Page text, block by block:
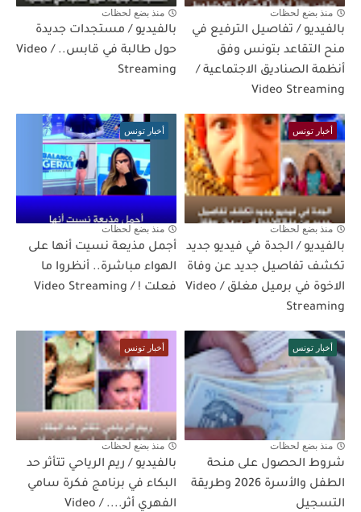
منذ بضع لحظات
بالفيديو / تفاصيل الترفيع في
منح التقاعد بتونس وفق
أنظمة الصناديق الاجتماعية /
Video Streaming
منذ بضع لحظات
بالفيديو / مستجدات جديدة
حول طالبة في قابس.. / Video
Streaming
أخبار تونس
منذ بضع لحظات
بالفيديو / الجدة في فيديو جديد
تكشف تفاصيل جديد عن وفاة
الاخوة في برميل مغلق / Video
Streaming
أخبار تونس
منذ بضع لحظات
أجمل مذيعة نسيت أنها على
الهواء مباشرة.. أنظروا ما
فعلت ! / Video Streaming
أخبار تونس
منذ بضع لحظات
شروط الحصول على منحة
الطفل والأسرة 2026 وطريقة
التسجيل
أخبار تونس
منذ بضع لحظات
بالفيديو / ريم الرياحي تتأثر حد
البكاء في برنامج فكرة سامي
الفهري أثر.... / Video